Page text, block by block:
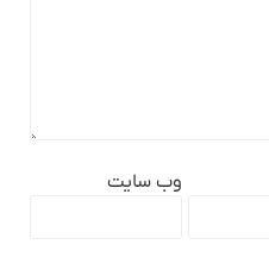
وب‌ سایت